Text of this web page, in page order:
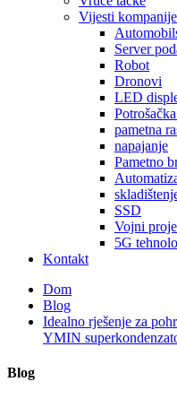
Vijesti kompanije
Server
Robot
Dronovi
LED
pametna
napajanje
Pametno
SSD
Vojni
5G
Kontakt
Dom
Blog
Idealno rješenje za
YMIN
Blog